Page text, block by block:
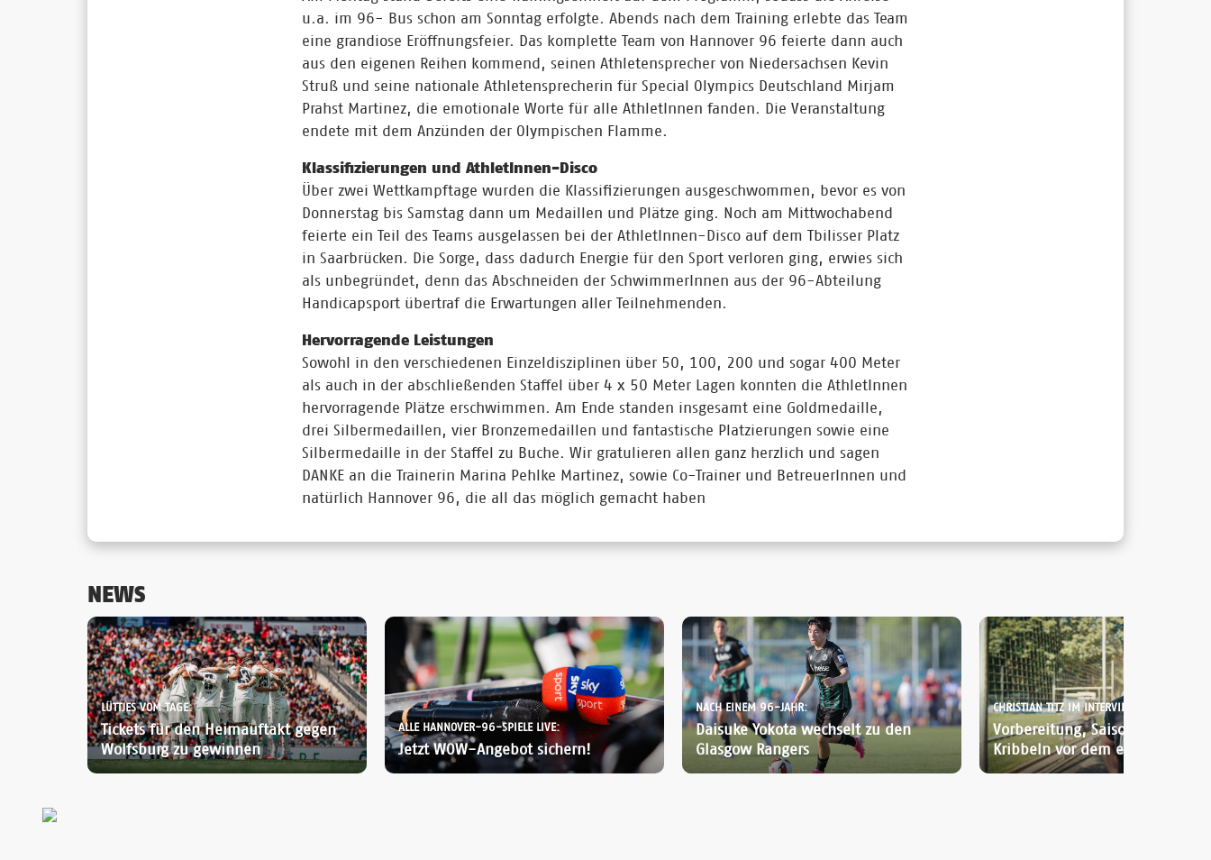
u.a. im 96- Bus schon am Sonntag erfolgte. Abends nach dem Training erlebte das Team
eine grandiose Eröffnungsfeier. Das komplette Team von Hannover 96 feierte dann auch
aus den eigenen Reihen kommend, seinen Athletensprecher von Niedersachsen Kevin
Struß und seine nationale Athletensprecherin für Special Olympics Deutschland Mirjam
Prahst Martinez, die emotionale Worte für alle AthletInnen fanden. Die Veranstaltung
endete mit dem Anzünden der Olympischen Flamme.
Klassifizierungen und AthletInnen-Disco
Über zwei Wettkampftage wurden die Klassifizierungen ausgeschwommen, bevor es von
Donnerstag bis Samstag dann um Medaillen und Plätze ging. Noch am Mittwochabend
feierte ein Teil des Teams ausgelassen bei der AthletInnen-Disco auf dem Tbilisser Platz
in Saarbrücken. Die Sorge, dass dadurch Energie für den Sport verloren ging, erwies sich
als unbegründet, denn das Abschneiden der SchwimmerInnen aus der 96-Abteilung
Handicapsport übertraf die Erwartungen aller Teilnehmenden.
Hervorragende Leistungen
Sowohl in den verschiedenen Einzeldisziplinen über 50, 100, 200 und sogar 400 Meter
als auch in der abschließenden Staffel über 4 x 50 Meter Lagen konnten die AthletInnen
hervorragende Plätze erschwimmen. Am Ende standen insgesamt eine Goldmedaille,
drei Silbermedaillen, vier Bronzemedaillen und fantastische Platzierungen sowie eine
Silbermedaille in der Staffel zu Buche. Wir gratulieren allen ganz herzlich und sagen
DANKE an die Trainerin Marina Pehlke Martinez, sowie Co-Trainer und BetreuerInnen und
natürlich Hannover 96, die all das möglich gemacht haben
NEWS
LÜTTJES VOM TAGE:
Tickets für den Heimauftakt gegen
Wolfsburg zu gewinnen
ALLE HANNOVER-96-SPIELE LIVE:
Jetzt WOW-Angebot sichern!
NACH EINEM 96-JAHR:
Daisuke Yokota wechselt zu den
Glasgow Rangers
CHRISTIAN TITZ IM INTERVIEW:
Vorbereitung, Saisonstart und
Kribbeln vor dem ersten Spiel